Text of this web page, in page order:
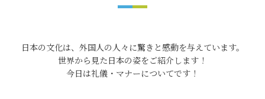
日本の文化は、外国人の人々に驚きと感動を与えています。
世界から見た日本の姿をご紹介します！
今日は礼儀・マナーについてです！